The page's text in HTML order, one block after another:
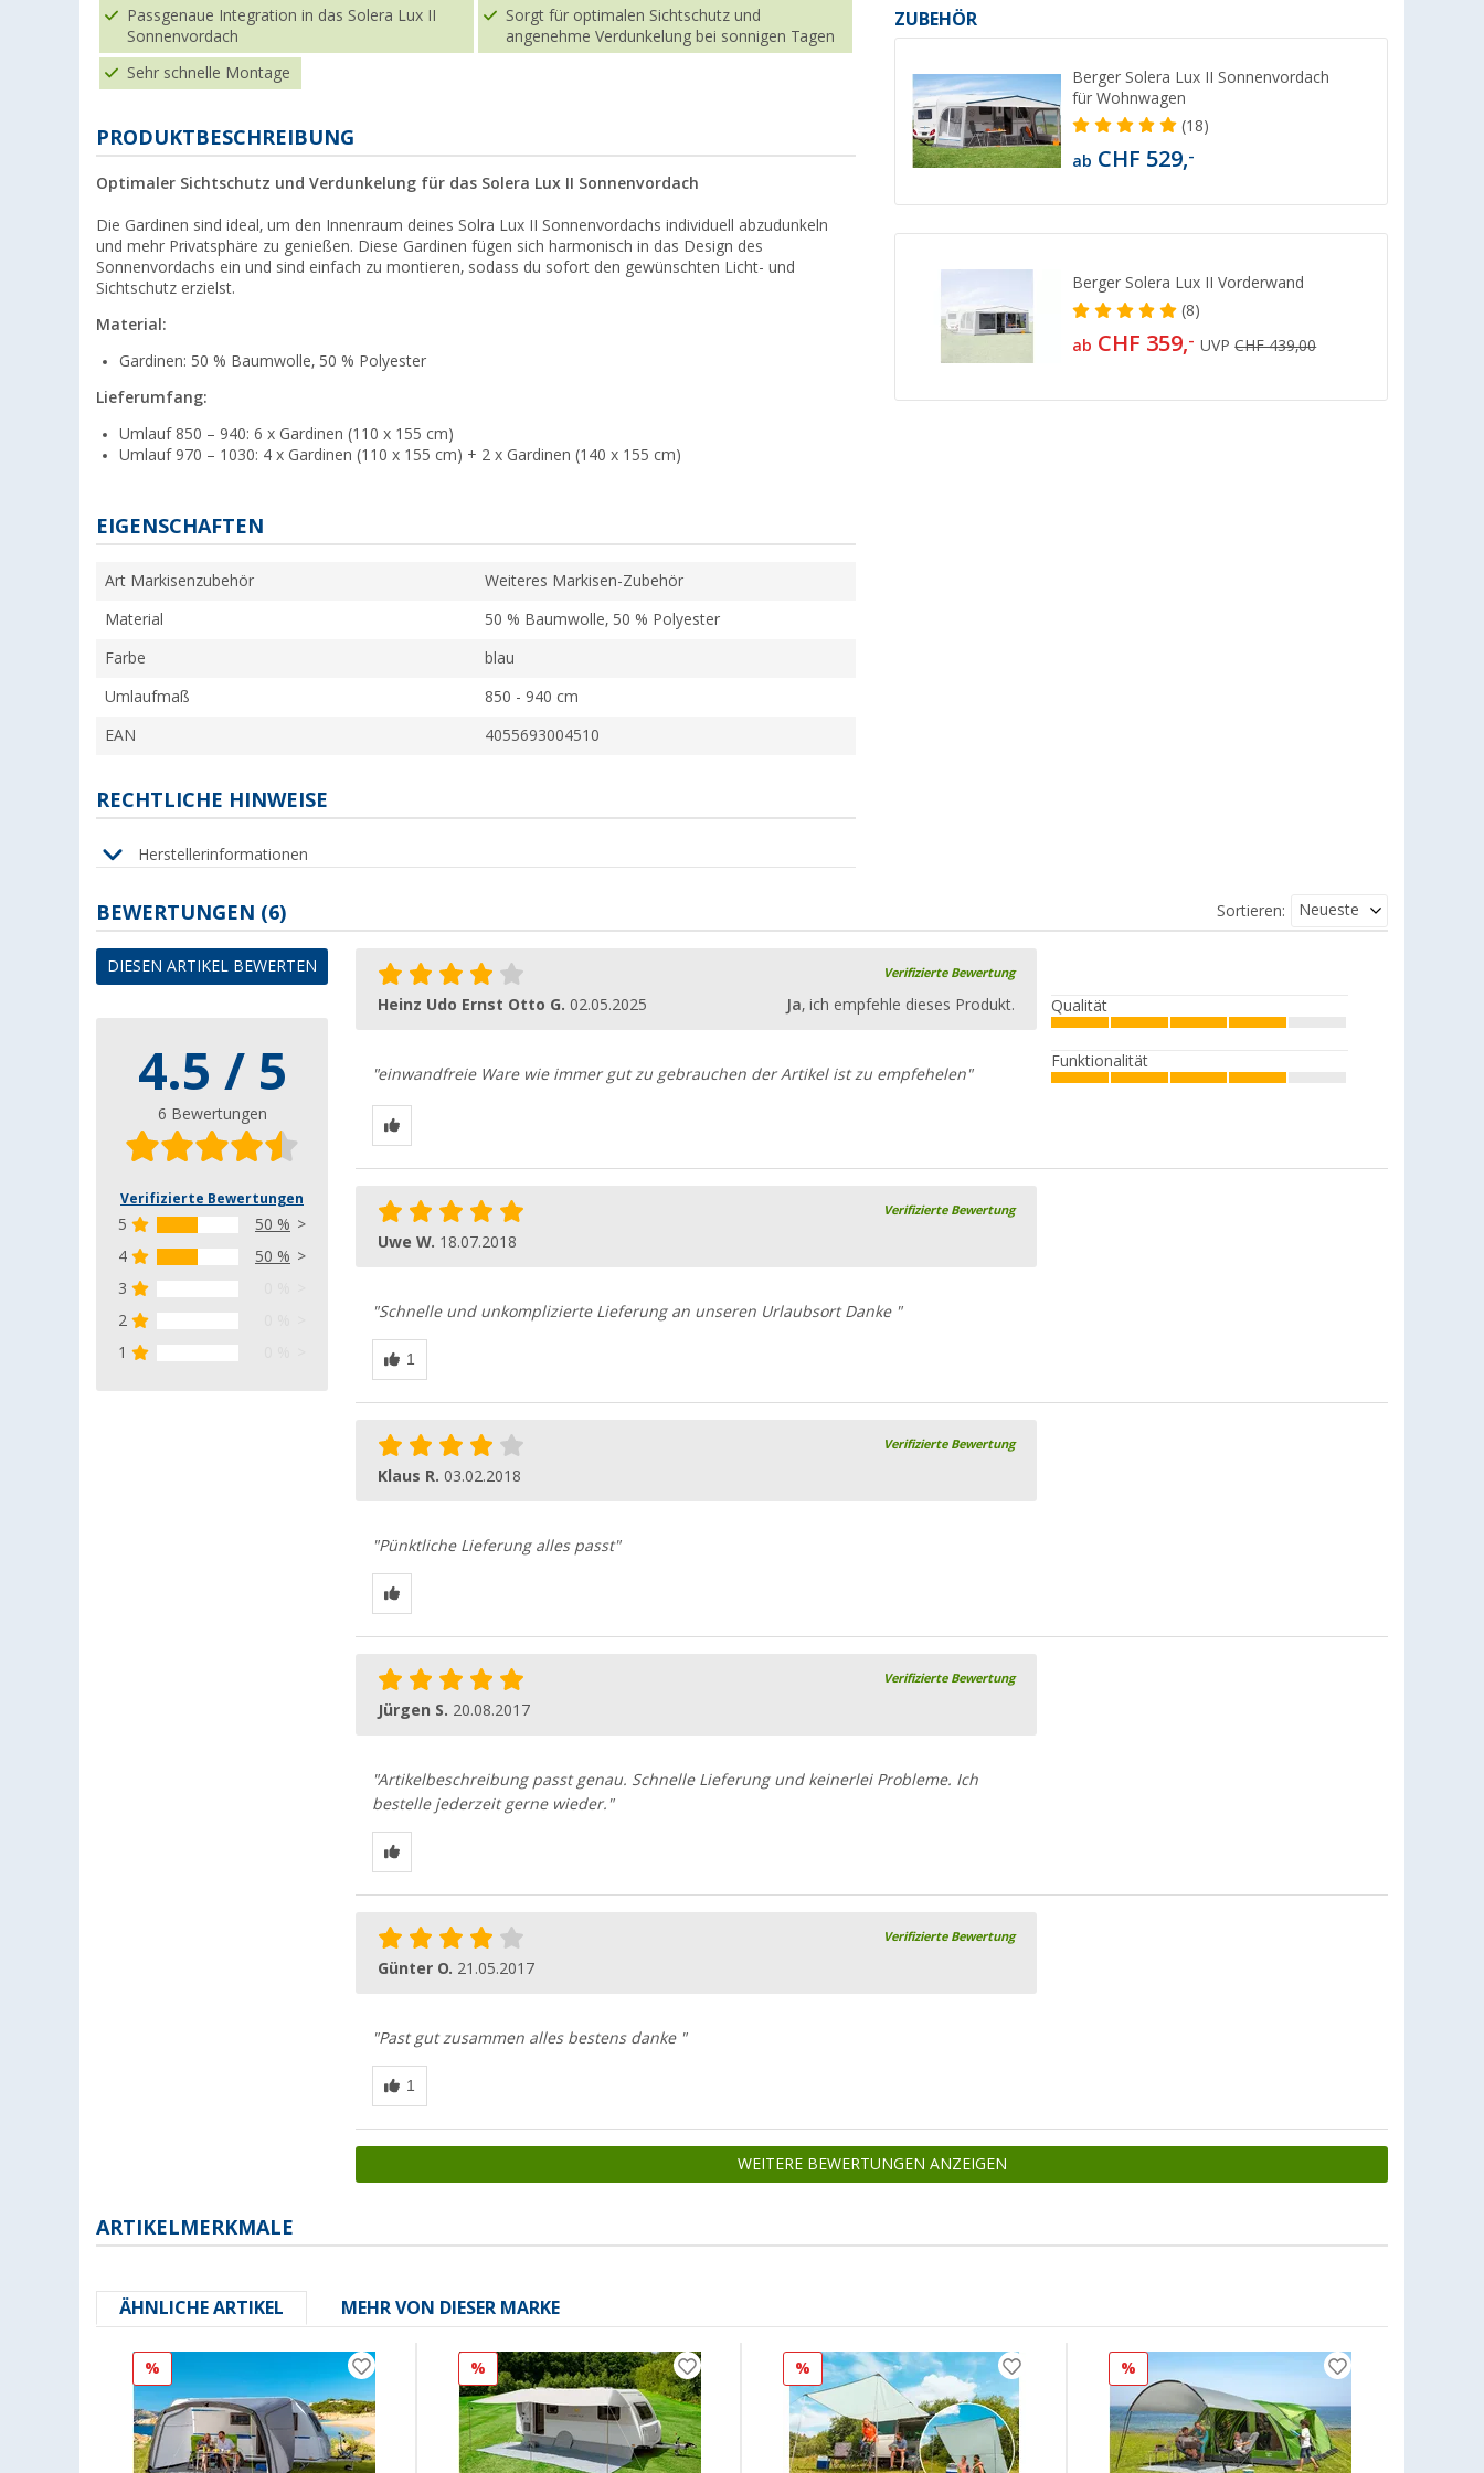
ZUBEHÖR
Berger Solera Lux II Sonnenvordach
für Wohnwagen
(18)
ab CHF 529,-
Berger Solera Lux II Vorderwand
(8)
ab CHF 359,- UVPCHF 439,00
Passgenaue Integration in das Solera Lux II
Sonnenvordach
Sorgt für optimalen Sichtschutz und
angenehme Verdunkelung bei sonnigen Tagen
Sehr schnelle Montage
PRODUKTBESCHREIBUNG
Optimaler Sichtschutz und Verdunkelung für das Solera Lux II Sonnenvordach
Die Gardinen sind ideal, um den Innenraum deines Solra Lux II Sonnenvordachs individuell abzudunkeln
und mehr Privatsphäre zu genießen. Diese Gardinen fügen sich harmonisch in das Design des
Sonnenvordachs ein und sind einfach zu montieren, sodass du sofort den gewünschten Licht- und
Sichtschutz erzielst.
Material:
Gardinen: 50 % Baumwolle, 50 % Polyester
Lieferumfang:
Umlauf 850 – 940: 6 x Gardinen (110 x 155 cm)
Umlauf 970 – 1030: 4 x Gardinen (110 x 155 cm) + 2 x Gardinen (140 x 155 cm)
EIGENSCHAFTEN
Art Markisenzubehör Weiteres Markisen-Zubehör
Material 50 % Baumwolle, 50 % Polyester
Farbe blau
Umlaufmaß 850 - 940 cm
EAN 4055693004510
RECHTLICHE HINWEISE
Herstellerinformationen
BEWERTUNGEN (6)
DIESEN ARTIKEL BEWERTEN
4.5 / 5
6 Bewertungen
Verifizierte Bewertungen
5
50 %
4
50 %
3
2
1
Sortieren: Neueste
Verifizierte Bewertung
Heinz Udo Ernst Otto G. 02.05.2025 Ja, ich empfehle dieses Produkt.
"einwandfreie Ware wie immer gut zu gebrauchen der Artikel ist zu empfehelen"
Qualität
Funktionalität
Verifizierte Bewertung
Uwe W. 18.07.2018
"Schnelle und unkomplizierte Lieferung an unseren Urlaubsort Danke "
Verifizierte Bewertung
Klaus R. 03.02.2018
"Pünktliche Lieferung alles passt"
Verifizierte Bewertung
Jürgen S. 20.08.2017
"Artikelbeschreibung passt genau. Schnelle Lieferung und keinerlei Probleme. Ich
bestelle jederzeit gerne wieder."
Verifizierte Bewertung
Günter O. 21.05.2017
"Past gut zusammen alles bestens danke "
WEITERE BEWERTUNGEN ANZEIGEN
ARTIKELMERKMALE
ÄHNLICHE ARTIKEL MEHR VON DIESER MARKE
% % % %